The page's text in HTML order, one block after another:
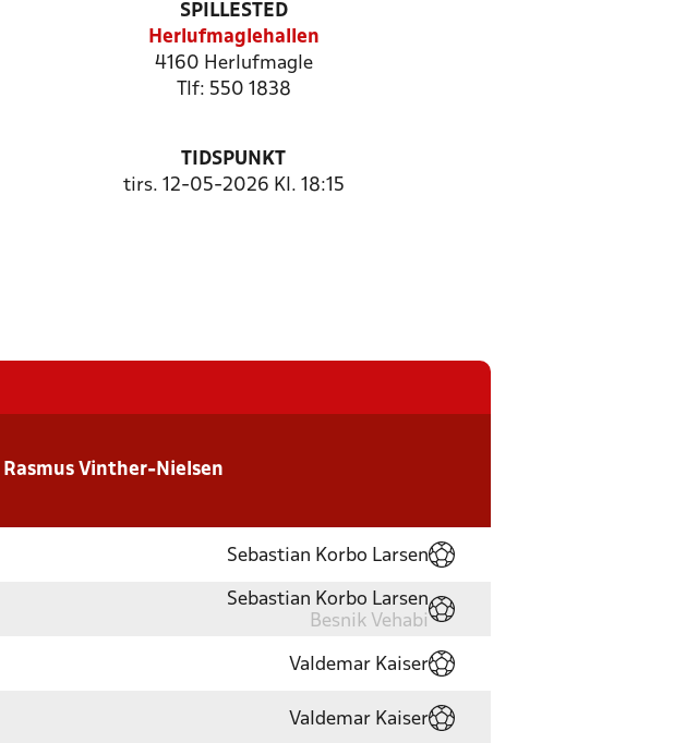
SPILLESTED
Herlufmaglehallen
4160 Herlufmagle
Tlf: 550 1838
TIDSPUNKT
tirs. 12-05-2026 Kl. 18:15
Rasmus Vinther-Nielsen
Sebastian Korbo Larsen
Sebastian Korbo Larsen
Besnik Vehabi
Valdemar Kaiser
Valdemar Kaiser